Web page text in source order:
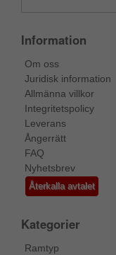
Information
Om oss
Juridisk information
Allmänna villkor
Integritetspolicy
Leverans
Ångerrätt
FAQ
Nyhetsbrev
Återkalla avtalet
Kategorier
Ramtyp